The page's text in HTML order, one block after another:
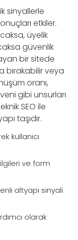
sinyallerle
etkiler.
üyelik
güvenlik
bir sitede
bırakabilir veya
oranı,
gibi unsurları
SEO ile
taşıdır.
kullanıcı
ve form
altyapı sinyali
olarak